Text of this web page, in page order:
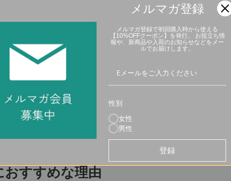
すすめな理由
メルマガ登録
メルマガ登録で初回購入時から使える
【10%OFFクーポン】を発行。 お役立ち情
報や、新商品や入荷のお知らせなどをメー
ルでお届けします。
性別
女性
男性
登録